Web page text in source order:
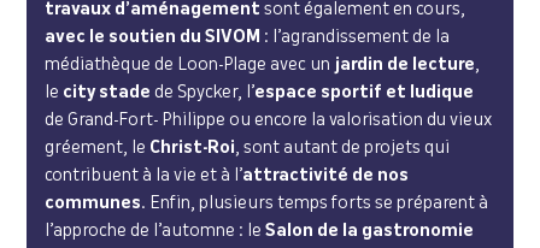
travaux d’aménagement sont également en cours,
avec le soutien du SIVOM : l’agrandissement de la
médiathèque de Loon-Plage avec un jardin de lecture,
le city stade de Spycker, l’espace sportif et ludique
de Grand-Fort- Philippe ou encore la valorisation du vieux
gréement, le Christ-Roi, sont autant de projets qui
contribuent à la vie et à l’attractivité de nos
communes. Enfin, plusieurs temps forts se préparent à
l’approche de l’automne : le Salon de la gastronomie